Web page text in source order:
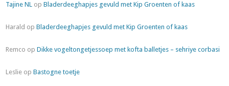
Tajine NL opBladerdeeghapjes gevuld met Kip Groenten of kaas
Harald opBladerdeeghapjes gevuld met Kip Groenten of kaas
Remco opDikke vogeltongetjessoep met kofta balletjes – sehriye corbasi
Leslie opBastogne toetje